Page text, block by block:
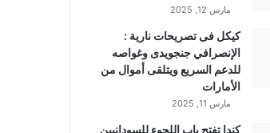
مارس 12, 2025
كيكل فى تصريحات نارية :
الإنصرافي جنجويدى وغواصه
للدعم السريع ويتلقى أموال من
الأمارات
مارس 11, 2025
كندا تفتح باب اللجوء للسودانيين